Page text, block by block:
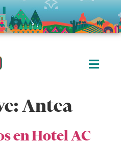
Antea
en Hotel AC